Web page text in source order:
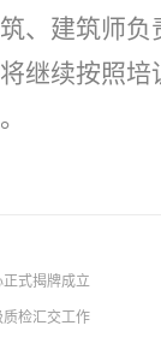
、建筑师
继续按照
式揭牌成立
检汇交工作